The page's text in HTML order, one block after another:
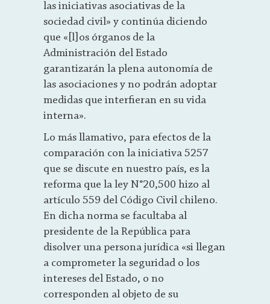
las iniciativas asociativas de la
sociedad civil» y continúa diciendo
que «[l]os órganos de la
Administración del Estado
garantizarán la plena autonomía de
las asociaciones y no podrán adoptar
medidas que interfieran en su vida
interna».
Lo más llamativo, para efectos de la
comparación con la iniciativa 5257
que se discute en nuestro país, es la
reforma que la ley N°20,500 hizo al
artículo 559 del Código Civil chileno.
En dicha norma se facultaba al
presidente de la República para
disolver una persona jurídica «si llegan
a comprometer la seguridad o los
intereses del Estado, o no
corresponden al objeto de su